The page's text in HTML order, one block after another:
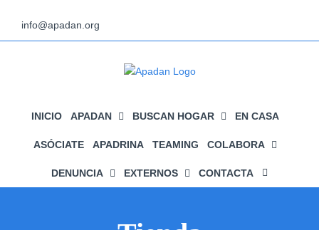
info@apadan.org
INICIO APADAN BUSCAN HOGAR EN CASA
ASÓCIATE APADRINA TEAMING COLABORA
DENUNCIA EXTERNOS CONTACTA